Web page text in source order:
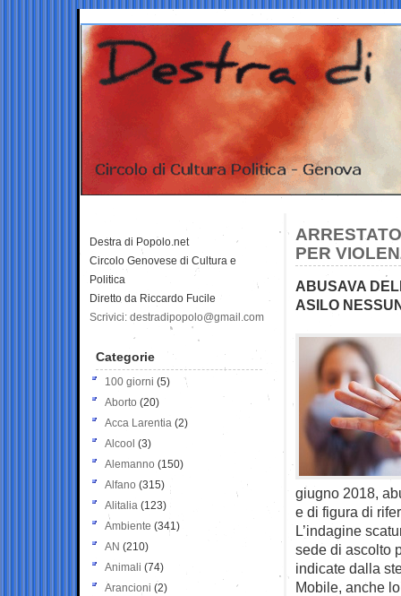
PER
ABUSAVA
ASILO
giugno 2018,
e di figura di
L’indagine
sede di ascolto
indicate dalla
Mobile, anche
Destra di Popolo.net
Circolo Genovese di Cultura e
Politica
Diretto da Riccardo Fucile
Scrivici: destradipopolo@gmail.com
Categorie
100 giorni (5)
Aborto (20)
Acca Larentia (2)
Alcool (3)
Alemanno (150)
Alfano (315)
Alitalia (123)
Ambiente (341)
AN (210)
Animali (74)
Arancioni (2)